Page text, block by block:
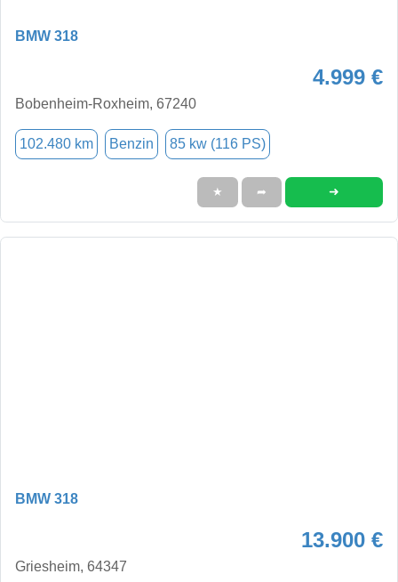
BMW 318
4.999 €
Bobenheim-Roxheim, 67240
102.480 km Benzin 85 kw (116 PS)
★ ➦ ➜
BMW 318
13.900 €
Griesheim, 64347